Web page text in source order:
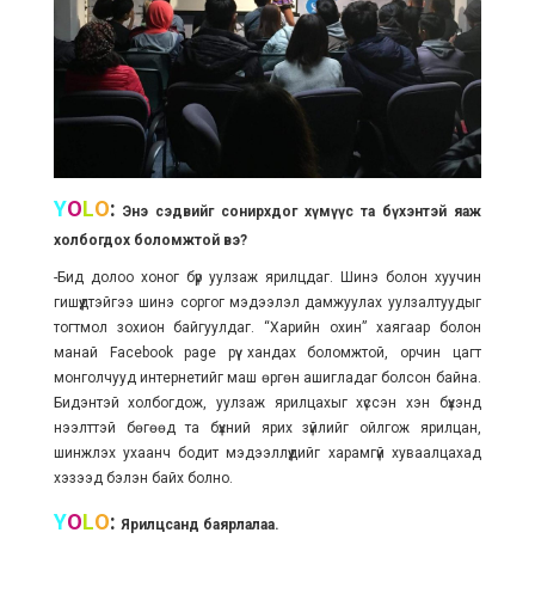
YOLO: Энэ сэдвийг сонирхдог хүмүүс та бүхэнтэй яаж
холбогдох боломжтой вэ?
-Бид долоо хоног бүр уулзаж ярилцдаг. Шинэ болон хуучин
гишүүдтэйгээ шинэ соргог мэдээлэл дамжуулах уулзалтуудыг
тогтмол зохион байгуулдаг. “Харийн охин” хаягаар болон
манай Facebook page рүү хандах боломжтой, орчин цагт
монголчууд интернетийг маш өргөн ашигладаг болсон байна.
Бидэнтэй холбогдож, уулзаж ярилцахыг хүссэн хэн бүхэнд
нээлттэй бөгөөд та бүхний ярих зүйлийг ойлгож ярилцан,
шинжлэх ухаанч бодит мэдээллүүдийг харамгүй хуваалцахад
хэзээд бэлэн байх болно.
YOLO: Ярилцсанд баярлалаа.